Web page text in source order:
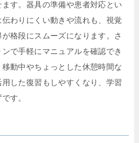
す。器具の準備や患者対応とい
わりにくい動きや流れも、視覚
格段にスムーズになります。さ
で手軽にマニュアルを確認でき
動中やちょっとした休憩時間な
した復習もしやすくなり、学習
す。